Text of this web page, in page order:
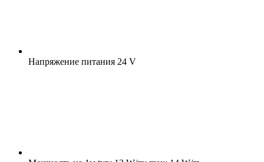
Напряжение питания 24 V